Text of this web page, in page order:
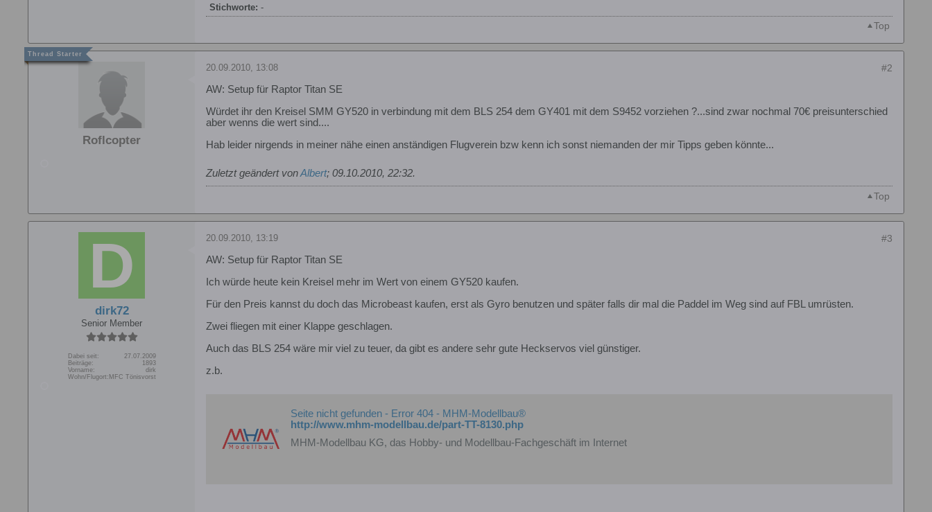
Stichworte: -
Top
Roflcopter
#2
20.09.2010, 13:08
AW: Setup für Raptor Titan SE
Würdet ihr den Kreisel SMM GY520 in verbindung mit dem BLS 254 dem GY401 mit dem S9452 vorziehen ?...sind zwar nochmal 70€ preisunterschied
aber wenns die wert sind....
Hab leider nirgends in meiner nähe einen anständigen Flugverein bzw kenn ich sonst niemanden der mir Tipps geben könnte...
Zuletzt geändert vonAlbert; 09.10.2010, 22:32.
Top
dirk72
Senior Member
Dabei seit:
27.07.2009
Beiträge:
1893
Vorname:
dirk
Wohn/Flugort: MFC Tönisvorst
#3
20.09.2010, 13:19
AW: Setup für Raptor Titan SE
Ich würde heute kein Kreisel mehr im Wert von einem GY520 kaufen.
Für den Preis kannst du doch das Microbeast kaufen, erst als Gyro benutzen und später falls dir mal die Paddel im Weg sind auf FBL umrüsten.
Zwei fliegen mit einer Klappe geschlagen.
Auch das BLS 254 wäre mir viel zu teuer, da gibt es andere sehr gute Heckservos viel günstiger.
z.b.
Seite nicht gefunden - Error 404 - MHM-Modellbau®
http://www.mhm-modellbau.de/part-TT-8130.php
MHM-Modellbau KG, das Hobby- und Modellbau-Fachgeschäft im Internet